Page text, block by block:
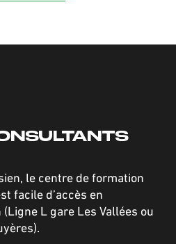
le centre de formation
facile d’accès en
L gare Les Vallées ou